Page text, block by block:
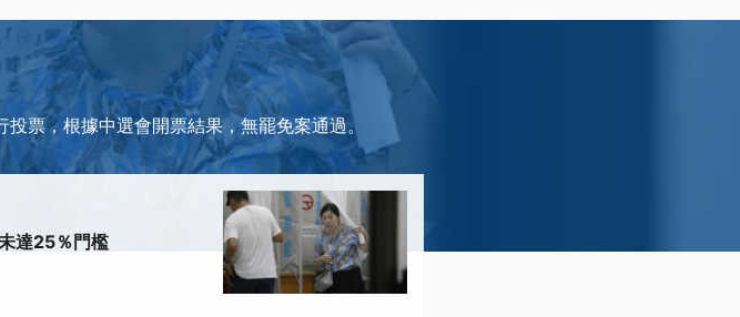
票，根據中選會開票結果，無罷免案通過。
達25％門檻